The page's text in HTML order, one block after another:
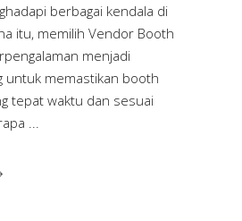
berbagai kendala di
itu, memilih Vendor Booth
menjadi
untuk memastikan booth
tepat waktu dan sesuai